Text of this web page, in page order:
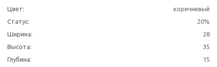
Цвет:
коричневый
Статус:
20%
Ширина:
28
Высота:
35
Глубина:
15